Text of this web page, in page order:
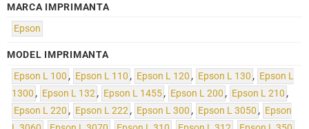
MARCA IMPRIMANTA
Epson
MODEL IMPRIMANTA
Epson L 100 , Epson L 110 , Epson L 120 , Epson L 130 , Epson L
1300 , Epson L 132, Epson L 1455, Epson L 200 , Epson L 210 ,
Epson L 220 , Epson L 222, Epson L 300 , Epson L 3050 , Epson